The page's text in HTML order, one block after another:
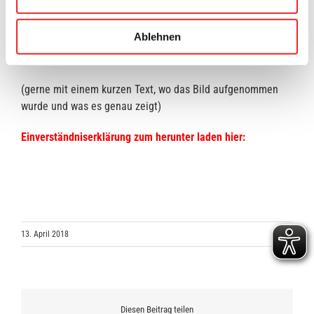
Ablehnen
Hinweise:⇓
Fotos als „JPG“ möglichst max. 500 – 600 KB an
bergmann@barssel.de
(gerne mit einem kurzen Text, wo das Bild aufgenommen
wurde und was es genau zeigt)
Einverständniserklärung zum herunter laden hier:
13. April 2018
Diesen Beitrag teilen